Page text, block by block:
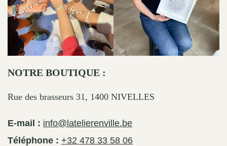
NOTRE BOUTIQUE :
Rue des brasseurs 31, 1400 NIVELLES
E-mail : info@latelierenville.be
Téléphone : +32 478 33 58 06